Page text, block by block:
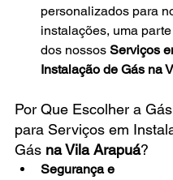
personalizados para
instalações, uma
dos nossos Serviços
Instalação de Gás na
Por Que Escolher a
para Serviços em
Gás na Vila Arapuá?
Segurança e